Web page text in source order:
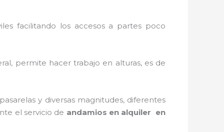
facilitando los accesos a partes poco
permite hacer trabajo en alturas, es de
y diversas magnitudes, diferentes
el servicio de andamios en alquiler en